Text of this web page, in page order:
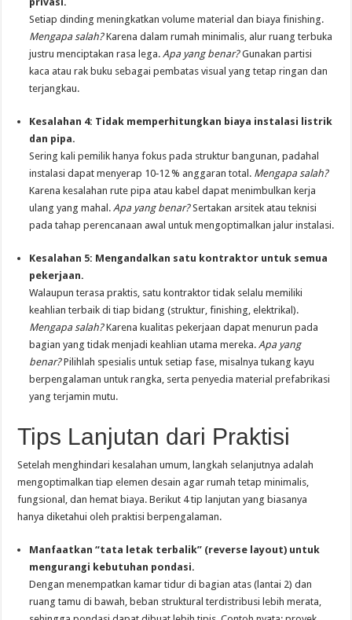
Setiap dinding meningkatkan volume material dan biaya finishing.
Mengapa salah?Karena dalam rumah minimalis, alur ruang terbuka
justru menciptakan rasa lega.Apa yang benar?Gunakan partisi
kaca atau rak buku sebagai pembatas visual yang tetap ringan dan
terjangkau.
Kesalahan 4: Tidak memperhitungkan biaya instalasi listrik
dan pipa.
Sering kali pemilik hanya fokus pada struktur bangunan, padahal
instalasi dapat menyerap 10‑12 % anggaran total. Mengapa salah?
Karena kesalahan rute pipa atau kabel dapat menimbulkan kerja
ulang yang mahal.Apa yang benar?Sertakan arsitek atau teknisi
pada tahap perencanaan awal untuk mengoptimalkan jalur instalasi.
Kesalahan 5: Mengandalkan satu kontraktor untuk semua
pekerjaan.
Walaupun terasa praktis, satu kontraktor tidak selalu memiliki
keahlian terbaik di tiap bidang (struktur, finishing, elektrikal).
Mengapa salah?Karena kualitas pekerjaan dapat menurun pada
bagian yang tidak menjadi keahlian utama mereka.Apa yang
benar?Pilihlah spesialis untuk setiap fase, misalnya tukang kayu
berpengalaman untuk rangka, serta penyedia material prefabrikasi
yang terjamin mutu.
Tips Lanjutan dari Praktisi
Setelah menghindari kesalahan umum, langkah selanjutnya adalah
mengoptimalkan tiap elemen desain agar rumah tetap minimalis,
fungsional, dan hemat biaya. Berikut 4 tip lanjutan yang biasanya
hanya diketahui oleh praktisi berpengalaman.
Manfaatkan “tata letak terbalik” (reverse layout) untuk
mengurangi kebutuhan pondasi.
Dengan menempatkan kamar tidur di bagian atas (lantai 2) dan
ruang tamu di bawah, beban struktural terdistribusi lebih merata,